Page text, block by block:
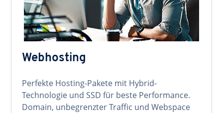
Webhosting
Perfekte Hosting-Pakete mit Hybrid-
Technologie und SSD für beste Performance.
Domain, unbegrenzter Traffic und Webspace